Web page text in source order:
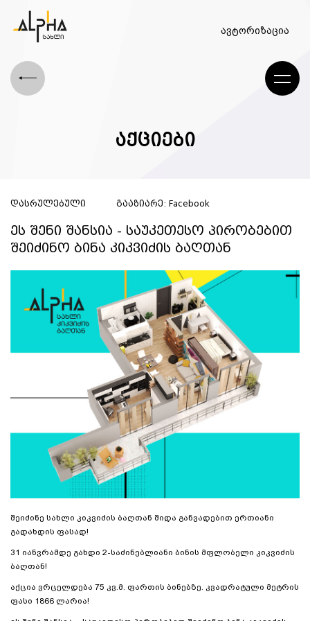
ავტორიზაცია
აქციები
დასრულებული გააზიარე: Facebook
ეს შენი შანსია - საუკეთესო პირობებით
შეიძინო ბინა კიკვიძის ბაღთან
შეიძინე სახლი კიკვიძის ბაღთან შიდა განვადებით ერთიანი
გადახდის ფასად!
31 იანვრამდე გახდი 2-საძინებლიანი ბინის მფლობელი კიკვიძის
ბაღთან!
აქცია ვრცელდება 75 კვ.მ. ფართის ბინებზე. კვადრატული მეტრის
ფასი 1866 ლარია!